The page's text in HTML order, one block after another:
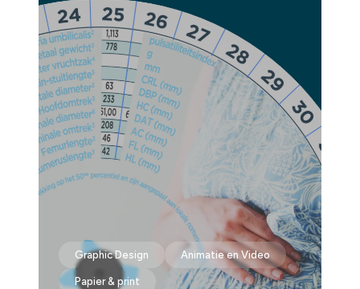
Graphic Design Animatie en Video
Papier & print